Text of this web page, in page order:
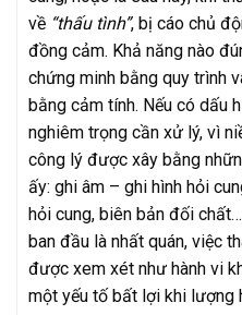
về “thấu tình”, bị cáo chủ
đồng cảm. Khả năng nào
chứng minh bằng quy trình
bằng cảm tính. Nếu có dấu
nghiêm trọng cần xử lý, vì
công lý được xây bằng
ấy: ghi âm – ghi hình hỏi
hỏi cung, biên bản đối
ban đầu là nhất quán, việc
được xem xét như hành vi
một yếu tố bất lợi khi lượng